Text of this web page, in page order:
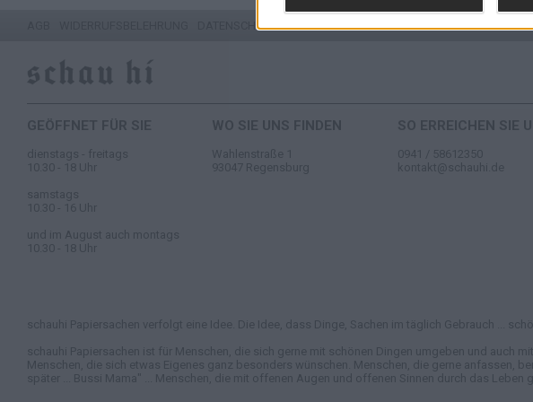
DATENSCHUTZ IMPRESSUM
GEÖFFNET FÜR SIE
dienstags - freitags
10.30 - 18 Uhr
samstags
10.30 - 16 Uhr
und im August auch montags
10.30 - 18 Uhr
WO SIE UNS FINDEN
Wahlenstraße 1
93047 Regensburg
SO ERREICHEN SIE
0941 / 58612350
kontakt@schauhi.de
schauhi Papiersachen verfolgt eine Idee. Die Idee, dass Dinge, Sachen im täglich Gebrauch ...
schauhi Papiersachen ist für Menschen, die sich gerne mit schönen Dingen umgeben und auch
Menschen, die sich etwas Eigenes ganz besonders wünschen. Menschen, die gerne anfassen,
später ... Bussi Mama" ... Menschen, die mit offenen Augen und offenen Sinnen durch das Leben